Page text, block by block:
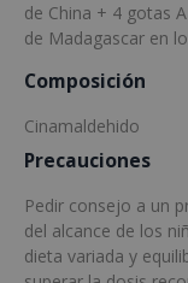
de China + 4 gotas
de Madagascar en
Composición
Cinamaldehido
Precauciones
Pedir consejo a un
del alcance de los
dieta variada y